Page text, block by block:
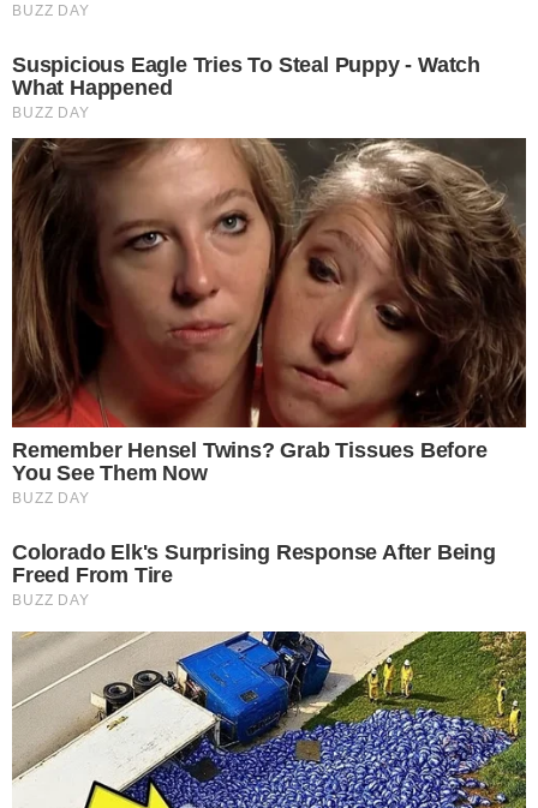
2 สบู่ก็เอามาใช้ได้เหมือนกันเพราะว่าสบู่นั้นเป็นตัวช่วยขจัดคราบ
น้ำมัน สิ่งสกปรกต่าง ๆ ได้ดีเลย คราบมันต่าง ๆ ก็หายไปได้เพียงเอา
สบู่มาละลายน้ำอุ่นแล้วนำไปถูพื้นเท่านี้เองบ้านเราก็จะเงาวับฝุ่นไม่
จับง่ายแล้ว
3 เกลือก็ใช้ดีไม่แพ้กันช่วยขจัดคราบมันได้ เพียงโรยลงไปในถังน้ำ
สำหรับใช้ถูบ้านเลย แล้วก็ค่อยไปถูบ้านแบบปกติจะทำให้คราบมัน
ฝุ่นต่าง ๆ ถูกจัดการไปอย่ างง่ายดาย
4 หากอย ากจะถูพื้นแล้วแห้งเร็วให้ใช้น้ำอุ่น อุณหภูมิ 40 องศาโดย
ประมาณจากนั้นก็เอามาผสมให้เข้ากันกับน้ำย าถูพื้นปกติเลย ซึ่งทำ
แบบนี้จะทำให้พื้นที่เราถูแห้งเร็วกว่าการใช้น้ำเย็น เพราะอัตราการ
ระเหยของเหลวนั้นจะสูงกว่านั่นเอง